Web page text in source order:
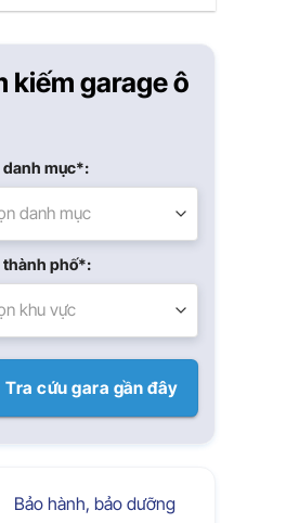
kiếm garage ô
danh mục*:
danh mục
thành phố*:
khu vực
Tra cứu gara gần đây
Bảo hành, bảo dưỡng